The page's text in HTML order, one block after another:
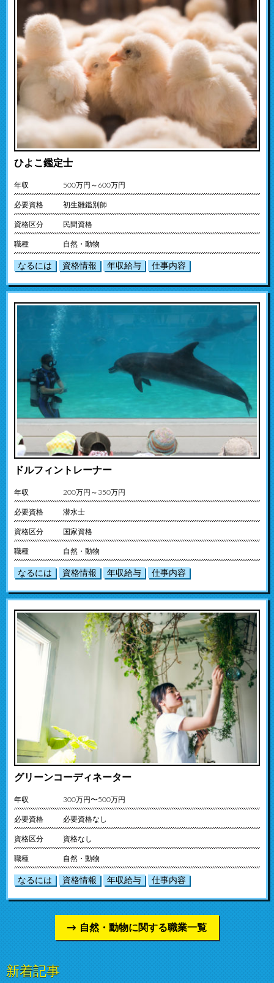
ひよこ鑑定士
年収 500万円～600万円
必要資格 初生雛鑑別師
資格区分 民間資格
職種 自然・動物
なるには 資格情報 年収給与 仕事内容
ドルフィントレーナー
年収 200万円～350万円
必要資格 潜水士
資格区分 国家資格
職種 自然・動物
なるには 資格情報 年収給与 仕事内容
グリーンコーディネーター
年収 300万円〜500万円
必要資格 必要資格なし
資格区分 資格なし
職種 自然・動物
なるには 資格情報 年収給与 仕事内容
自然・動物に関する職業一覧
新着記事